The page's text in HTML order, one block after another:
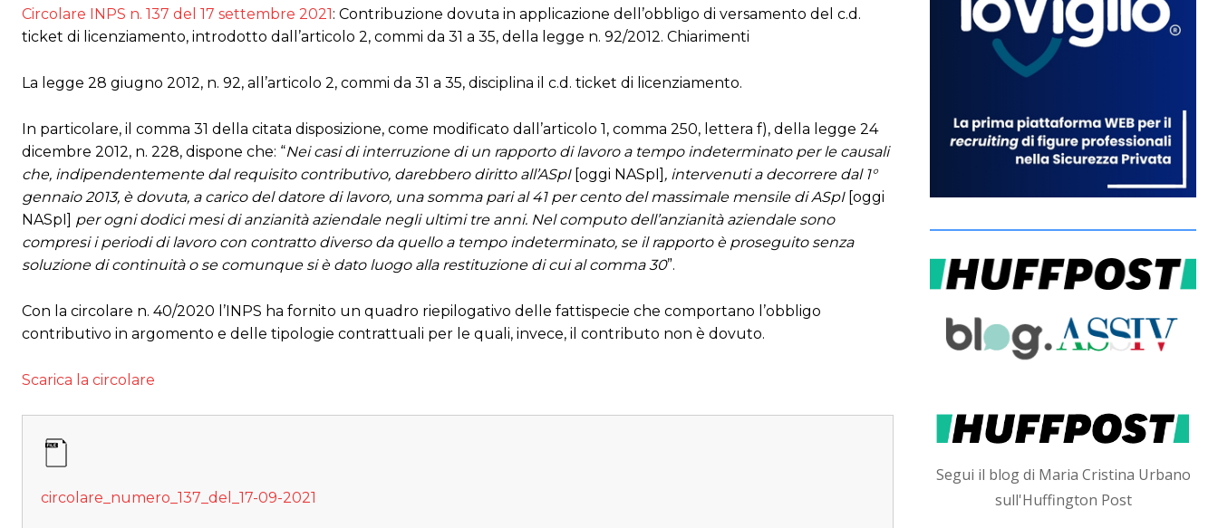
Circolare INPS n. 137 del 17 settembre 2021: Contribuzione dovuta in applicazione dell’obbligo di versamento del c.d.
ticket di licenziamento, introdotto dall’articolo 2, commi da 31 a 35, della legge n. 92/2012. Chiarimenti
La legge 28 giugno 2012, n. 92, all’articolo 2, commi da 31 a 35, disciplina il c.d. ticket di licenziamento.
In particolare, il comma 31 della citata disposizione, come modificato dall’articolo 1, comma 250, lettera f), della legge 24
dicembre 2012, n. 228, dispone che: “Nei casi di interruzione di un rapporto di lavoro a tempo indeterminato per le causali
che, indipendentemente dal requisito contributivo, darebbero diritto all’ASpI [oggi NASpI] , intervenuti a decorrere dal 1°
gennaio 2013, è dovuta, a carico del datore di lavoro, una somma pari al 41 per cento del massimale mensile di ASpI [oggi
NASpI] per ogni dodici mesi di anzianità aziendale negli ultimi tre anni. Nel computo dell’anzianità aziendale sono
compresi i periodi di lavoro con contratto diverso da quello a tempo indeterminato, se il rapporto è proseguito senza
soluzione di continuità o se comunque si è dato luogo alla restituzione di cui al comma 30”.
Con la circolare n. 40/2020 l’INPS ha fornito un quadro riepilogativo delle fattispecie che comportano l’obbligo
contributivo in argomento e delle tipologie contrattuali per le quali, invece, il contributo non è dovuto.
Scarica la circolare
circolare_numero_137_del_17-09-2021
Segui il blog di Maria Cristina Urbano
sull'Huffington Post